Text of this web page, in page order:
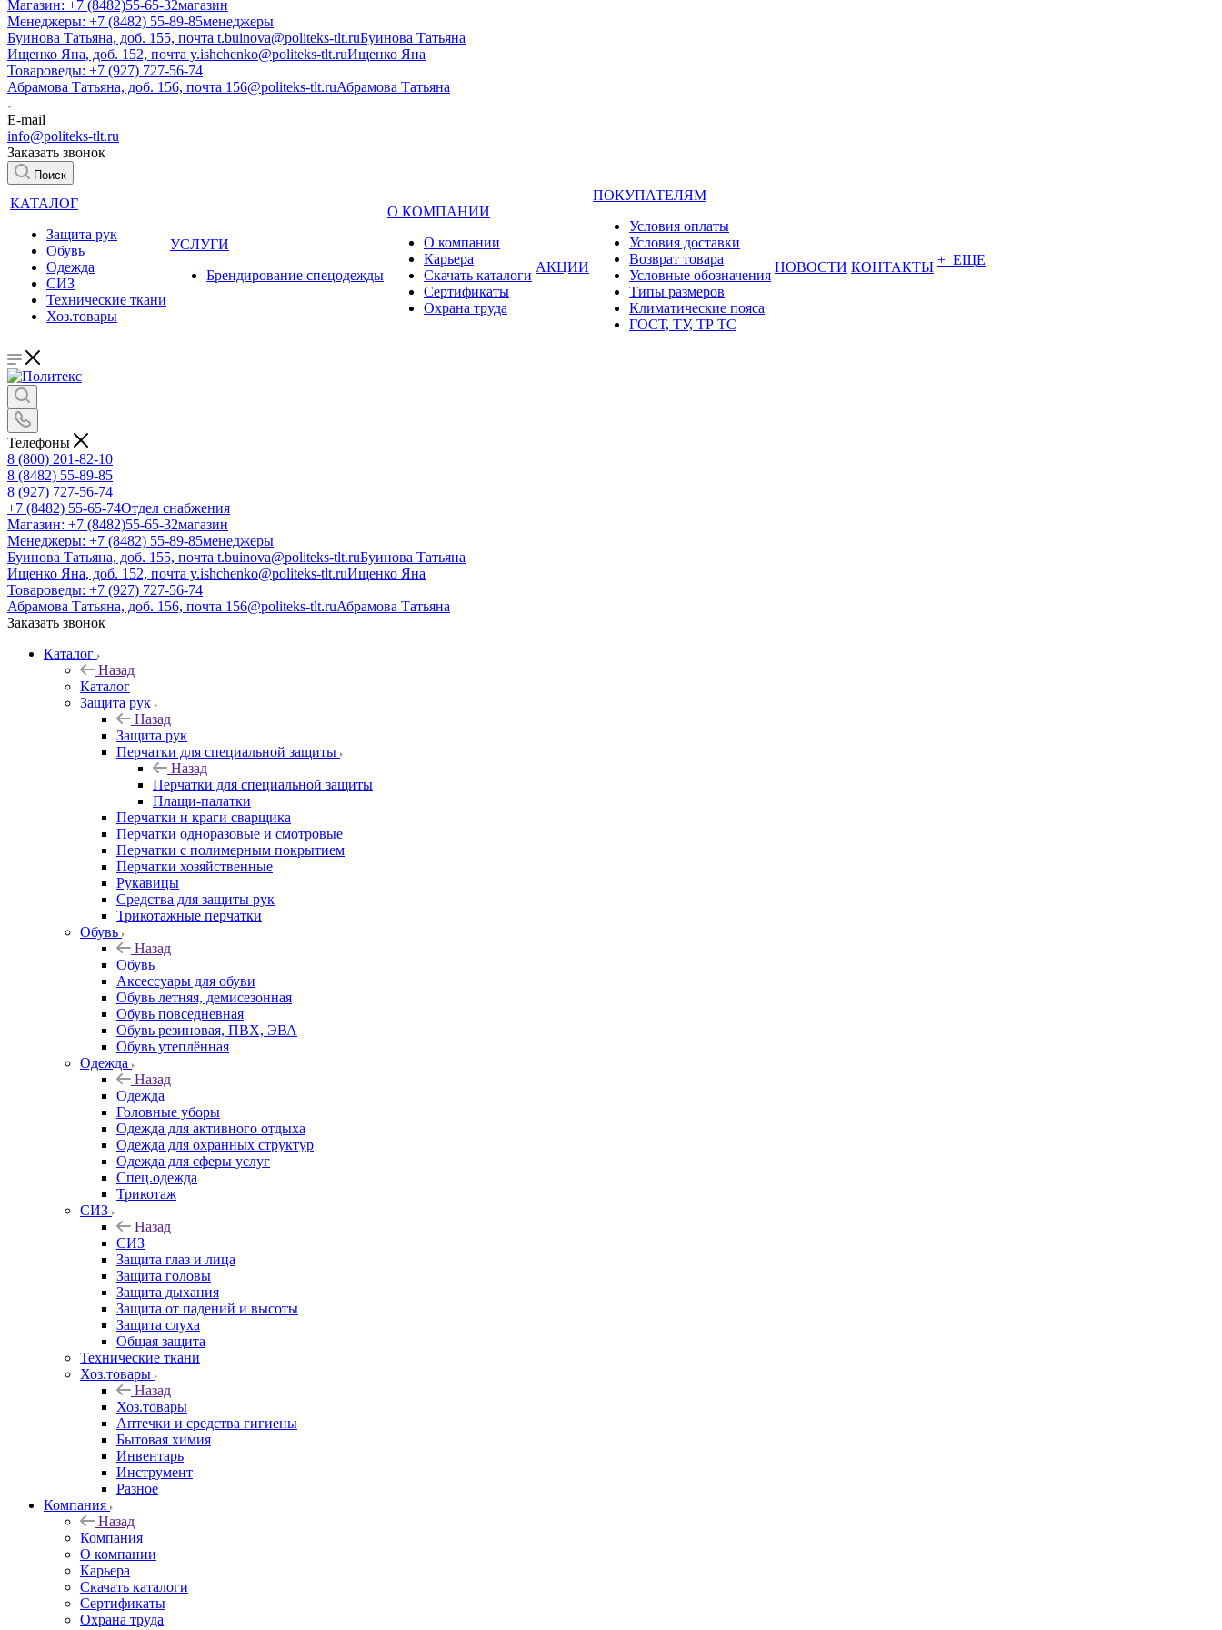
Магазин: +7 (8482)55-65-32магазин
Менеджеры: +7 (8482) 55-89-85менеджеры
Буинова Татьяна, доб. 155, почта t.buinova@politeks-tlt.ruБуинова Татьяна
Ищенко Яна, доб. 152, почта y.ishchenko@politeks-tlt.ruИщенко Яна
Товароведы: +7 (927) 727-56-74
Абрамова Татьяна, доб. 156, почта 156@politeks-tlt.ruАбрамова Татьяна
E-mail
info@politeks-tlt.ru
Заказать звонок
Поиск
КАТАЛОГ
Защита рук
Обувь
Одежда
СИЗ
Технические ткани
Хоз.товары
УСЛУГИ
Брендирование спецодежды
О КОМПАНИИ
О компании
Карьера
Cкачать каталоги
Сертификаты
Охрана труда
АКЦИИ
ПОКУПАТЕЛЯМ
Условия оплаты
Условия доставки
Возврат товара
Условные обозначения
Типы размеров
Климатические пояса
ГОСТ, ТУ, ТР ТС
НОВОСТИ КОНТАКТЫ + ЕЩЕ
Телефоны
8 (800) 201-82-10
8 (8482) 55-89-85
8 (927) 727-56-74
+7 (8482) 55-65-74Отдел снабжения
Магазин: +7 (8482)55-65-32магазин
Менеджеры: +7 (8482) 55-89-85менеджеры
Буинова Татьяна, доб. 155, почта t.buinova@politeks-tlt.ruБуинова Татьяна
Ищенко Яна, доб. 152, почта y.ishchenko@politeks-tlt.ruИщенко Яна
Товароведы: +7 (927) 727-56-74
Абрамова Татьяна, доб. 156, почта 156@politeks-tlt.ruАбрамова Татьяна
Заказать звонок
Каталог
Назад
Каталог
Защита рук
Назад
Защита рук
Перчатки для специальной защиты
Назад
Перчатки для специальной защиты
Плащи-палатки
Перчатки и краги сварщика
Перчатки одноразовые и смотровые
Перчатки с полимерным покрытием
Перчатки хозяйственные
Рукавицы
Средства для защиты рук
Трикотажные перчатки
Обувь
Назад
Обувь
Аксессуары для обуви
Обувь летняя, демисезонная
Обувь повседневная
Обувь резиновая, ПВХ, ЭВА
Обувь утеплённая
Одежда
Назад
Одежда
Головные уборы
Одежда для активного отдыха
Одежда для охранных структур
Одежда для сферы услуг
Спец.одежда
Трикотаж
СИЗ
Назад
СИЗ
Защита глаз и лица
Защита головы
Защита дыхания
Защита от падений и высоты
Защита слуха
Общая защита
Технические ткани
Хоз.товары
Назад
Хоз.товары
Аптечки и средства гигиены
Бытовая химия
Инвентарь
Инструмент
Разное
Компания
Назад
Компания
О компании
Карьера
Cкачать каталоги
Сертификаты
Охрана труда